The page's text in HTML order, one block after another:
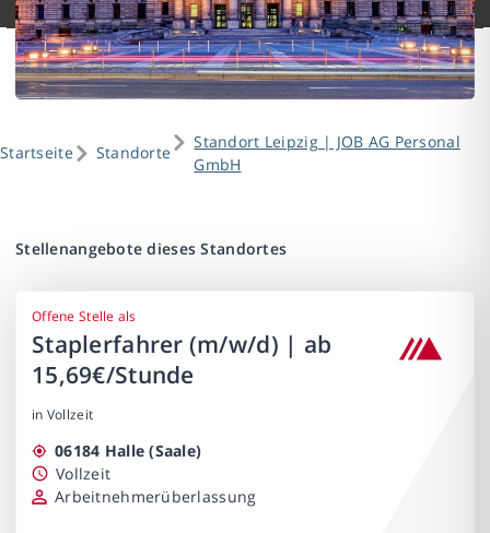
Startseite Standorte
Standort Leipzig | JOB AG Personal
GmbH
Stellenangebote dieses Standortes
Offene Stelle als
Staplerfahrer (m/w/d) | ab
15,69€/Stunde
in Vollzeit
06184 Halle (Saale)
Vollzeit
Arbeitnehmerüberlassung